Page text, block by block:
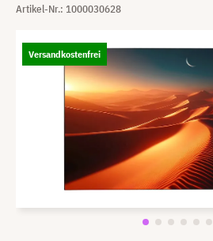
Artikel-Nr.: 1000030628
Versandkostenfrei